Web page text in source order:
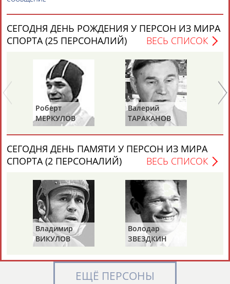
Каримжан
АБДРАХМАНОВ
Аделя
АБДРАХМАНОВА
Андрей
АБДУВАЛИЕВ
Герман
АБДУЛАЕВ
АБДУЛАЕВ
АБДУЛАЕВ
АБДУЛАЗИЗОВ АБДУЛБЕКОВ
Камалудин
АБДУЛДАУДОВ
Абдула
АБДУЛЖАЛИЛОВ
Магомед
АБДУЛКАГИРОВ
Назир
АБДУЛЛАЕВ
ЕЩЁ ПЕРСОНЫ
СЕГОДНЯ ДЕНЬ РОЖДЕНИЯ У ПЕРСОН ИЗ МИРА
СПОРТА (25 ПЕРСОНАЛИЙ)
ВЕСЬ СПИСОК
Роберт
МЕРКУЛОВ
Валерий
ТАРАКАНОВ
СЕГОДНЯ ДЕНЬ ПАМЯТИ У ПЕРСОН ИЗ МИРА
СПОРТА (2 ПЕРСОНАЛИЙ)
ВЕСЬ СПИСОК
Владимир
ВИКУЛОВ
Володар
ЗВЕЗДКИН